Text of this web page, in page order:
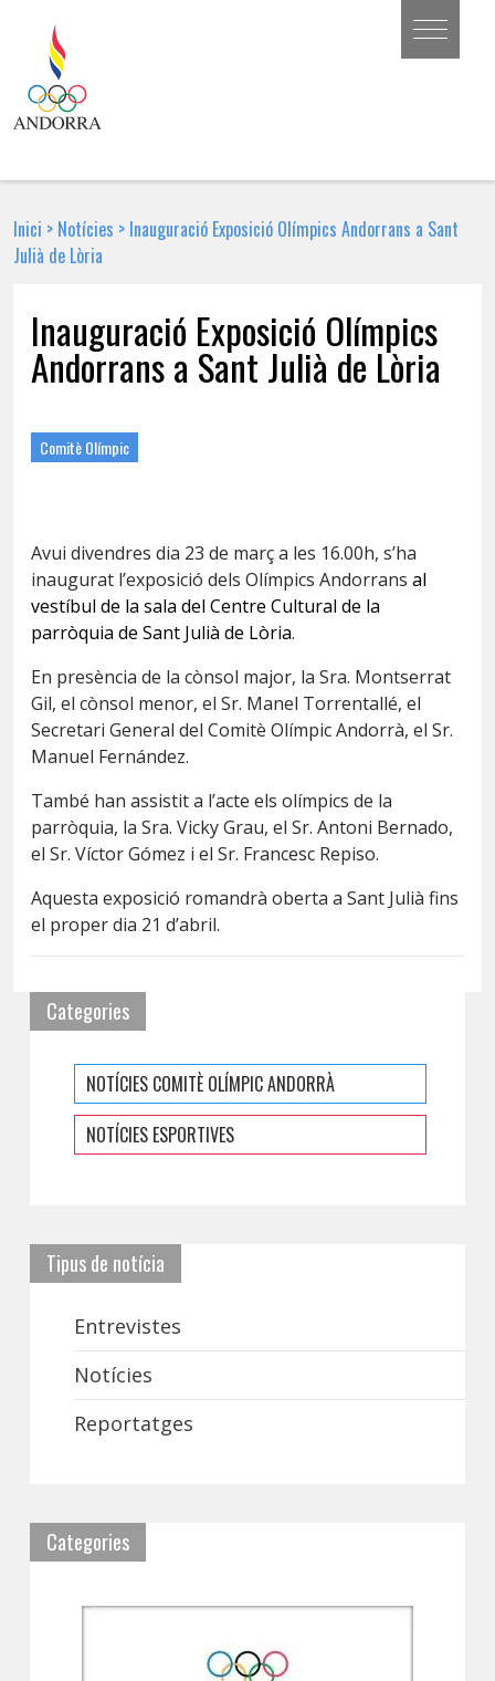
Inici > Notícies > Inauguració Exposició Olímpics Andorrans a Sant
Julià de Lòria
Inauguració Exposició Olímpics
Andorrans a Sant Julià de Lòria
Comitè Olímpic
Avui divendres dia 23 de març a les 16.00h, s’ha
inaugurat l’exposició dels Olímpics Andorrans al
vestíbul de la sala del Centre Cultural de la
parròquia de Sant Julià de Lòria.
En presència de la cònsol major, la Sra. Montserrat
Gil, el cònsol menor, el Sr. Manel Torrentallé, el
Secretari General del Comitè Olímpic Andorrà, el Sr.
Manuel Fernández.
També han assistit a l’acte els olímpics de la
parròquia, la Sra. Vicky Grau, el Sr. Antoni Bernado,
el Sr. Víctor Gómez i el Sr. Francesc Repiso.
Aquesta exposició romandrà oberta a Sant Julià fins
el proper dia 21 d’abril.
Categories
NOTÍCIES COMITÈ OLÍMPIC ANDORRÀ
NOTÍCIES ESPORTIVES
Tipus de notícia
Entrevistes
Notícies
Reportatges
Categories